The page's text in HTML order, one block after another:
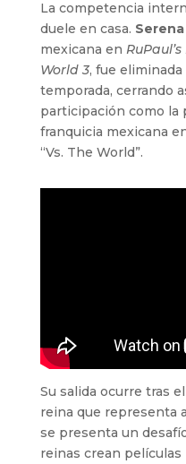
La competencia
duele en casa.
mexicana en
World 3, fue
temporada, cerrando
participación como la
franquicia mexicana
“Vs. The World”.
Su salida ocurre tras
reina que representa
se presenta un
reinas crean